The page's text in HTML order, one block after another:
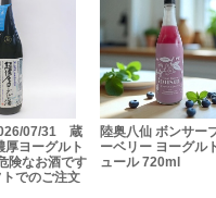
07/31 蔵
厚ヨーグルト
険なお酒です
でのご注文
陸奥八仙 ボンサー
ーベリー ヨーグル
ュール 720ml